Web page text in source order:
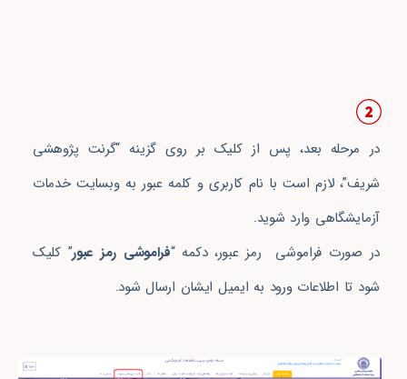
در مرحله بعد، پس از کلیک بر روی گزینه “گرنت پژوهشی
شریف”، لازم است با نام کاربری و کلمه عبور به وبسایت خدمات
آزمایشگاهی وارد شوید.
در صورت فراموشی رمز عبور، دکمه “فراموشی رمز عبور” کلیک
شود تا اطلاعات ورود به ایمیل ایشان ارسال شود.